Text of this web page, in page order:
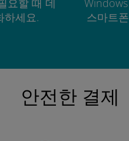
요할 때 데
하세요.
스마트
안전한 결제